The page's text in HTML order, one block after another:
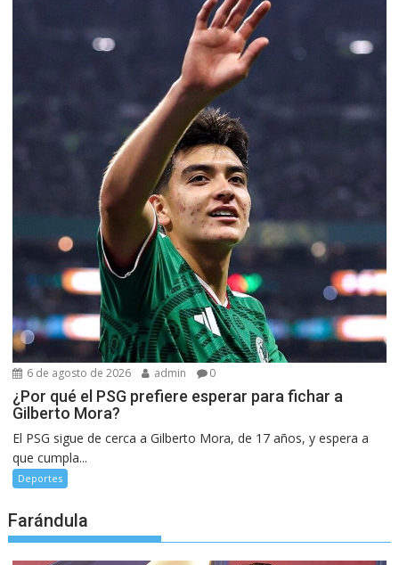
6 de agosto de 2026 admin 0
¿Por qué el PSG prefiere esperar para fichar a
Gilberto Mora?
El PSG sigue de cerca a Gilberto Mora, de 17 años, y espera a
que cumpla...
Deportes
Farándula